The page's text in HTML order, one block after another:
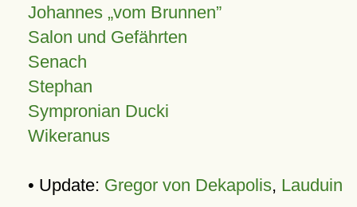
Johannes vom Brunnen
Salon und Gefährten
Senach
Stephan
Sympronian Ducki
Wikeranus
• Update: Gregor von Dekapolis, Lauduin